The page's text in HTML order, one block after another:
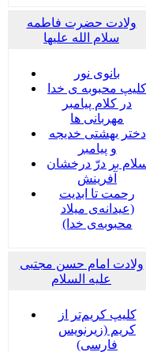
ولادت حضرت فاطمه
سلام الله علیها
بانوی نور
کلیپ محبوبه ی خدا
در کلام پیامبر
مهربانی ها
دختر بهشتی خدیجه
و پیامبر
بر درّ درخشان
آفرینش
رحمت تا ابدیت
(عیدانه‌ی میلاد
محبوبه‌ی خدا)
ولادت امام حسن مجتبی
علیه السلام
کلیپ کریم‌تر از
کریم (زیرنویس
فارسی)